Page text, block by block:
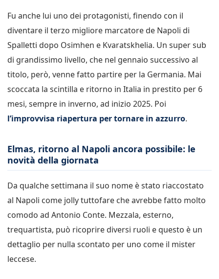
Fu anche lui uno dei protagonisti, finendo con il
diventare il terzo migliore marcatore de Napoli di
Spalletti dopo Osimhen e Kvaratskhelia. Un super sub
di grandissimo livello, che nel gennaio successivo al
titolo, però, venne fatto partire per la Germania. Mai
scoccata la scintilla e ritorno in Italia in prestito per 6
mesi, sempre in inverno, ad inizio 2025. Poi
l’improvvisa riapertura per tornare in azzurro.
Elmas, ritorno al Napoli ancora possibile: le
novità della giornata
Da qualche settimana il suo nome è stato riaccostato
al Napoli come jolly tuttofare che avrebbe fatto molto
comodo ad Antonio Conte. Mezzala, esterno,
trequartista, può ricoprire diversi ruoli e questo è un
dettaglio per nulla scontato per uno come il mister
leccese.